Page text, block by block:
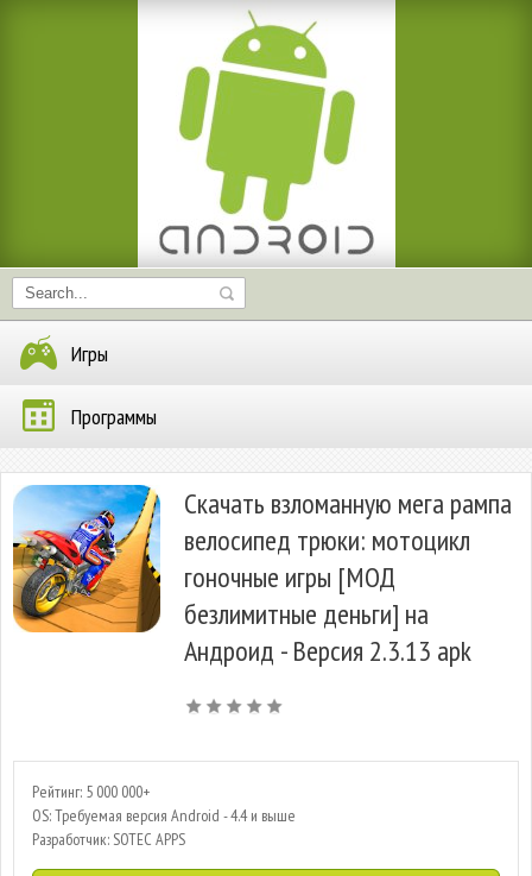
Игры
Программы
Скачать взломанную мега рампа
велосипед трюки: мотоцикл
гоночные игры [МОД
безлимитные деньги] на
Андроид - Версия 2.3.13 apk
Рейтинг: 5 000 000+
OS: Требуемая версия Android - 4.4 и выше
Разработчик: SOTEC APPS